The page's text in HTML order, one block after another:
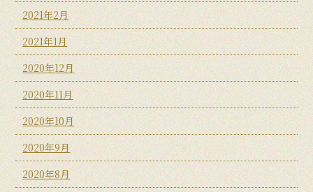
2021年2月
2021年1月
2020年12月
2020年11月
2020年10月
2020年9月
2020年8月